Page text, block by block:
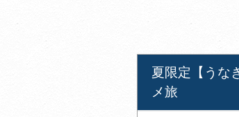
夏限定【うな
メ旅